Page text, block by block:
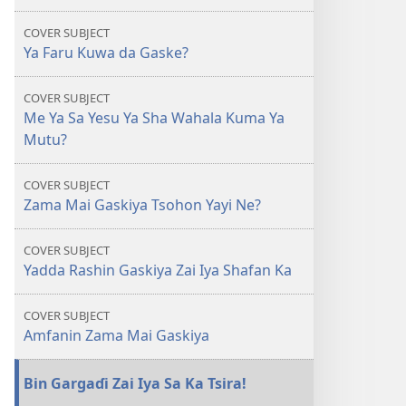
Ya
Sha
Kuma
Ya
COVER SUBJECT
Ya Faru Kuwa da Gaske?
COVER SUBJECT
Me Ya Sa Yesu Ya Sha Wahala Kuma Ya
Mutu?
COVER SUBJECT
Zama Mai Gaskiya Tsohon Yayi Ne?
COVER SUBJECT
Yadda Rashin Gaskiya Zai Iya Shafan Ka
COVER SUBJECT
Amfanin Zama Mai Gaskiya
Bin Gargaɗi Zai Iya Sa Ka Tsira!